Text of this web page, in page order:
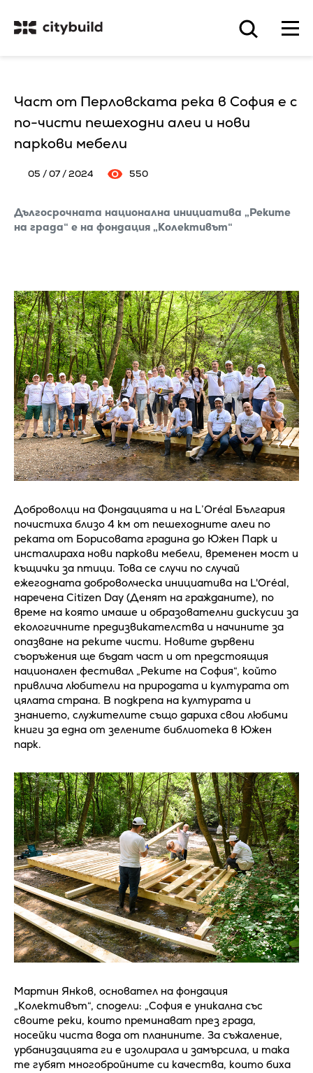
Част от Перловската река в София е с
по-чисти пешеходни алеи и нови
паркови мебели
05 / 07 / 2024 550
Дългосрочната национална инициатива „Реките
на града“ е на фондация „Колективът“
Доброволци на Фондацията и на L’Oréal България
почистиха близо 4 км от пешеходните алеи по
реката от Борисовата градина до Южен Парк и
инсталираха нови паркови мебели, временен мост и
къщички за птици. Това се случи по случай
ежегодната доброволческа инициатива на L'Oréal,
наречена Citizen Day (Денят на гражданите), по
време на която имаше и образователни дискусии за
екологичните предизвикателства и начините за
опазване на реките чисти. Новите дървени
съоръжения ще бъдат част и от предстоящия
национален фестивал „Реките на София“, който
привлича любители на природата и културата от
цялата страна. В подкрепа на културата и
знанието, служителите също дариха свои любими
книги за една от зелените библиотека в Южен
парк.
Мартин Янков, основател на фондация
„Колективът“, сподели: „София е уникална със
своите реки, които преминават през града,
носейки чиста вода от планините. За съжаление,
урбанизацията ги е изолирала и замърсила, и така
те губят многобройните си качества, които биха